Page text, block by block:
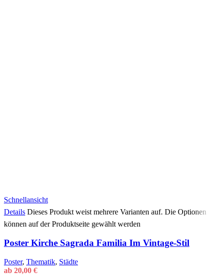
Schnellansicht
Details Dieses Produkt weist mehrere Varianten auf. Die Optionen
können auf der Produktseite gewählt werden
Poster Kirche Sagrada Familia Im Vintage-Stil
Poster, Thematik, Städte
ab 20,00 €